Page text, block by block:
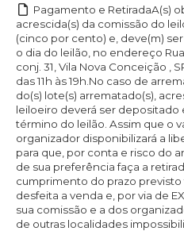
Pagamento e RetiradaA(s)
acrescida(s) da comissão do
(cinco por cento) e, deve(m)
o dia do leilão, no endereço
conj. 31, Vila Nova Conceição ,
das 11h às 19h.No caso de
do(s) lote(s) arrematado(s),
leiloeiro deverá ser depositado
término do leilão. Assim que o
organizador disponibilizará a
para que, por conta e risco do
de sua preferência faça a
cumprimento do prazo
desfeita a venda e, por via de
sua comissão e a dos
de outras localidades